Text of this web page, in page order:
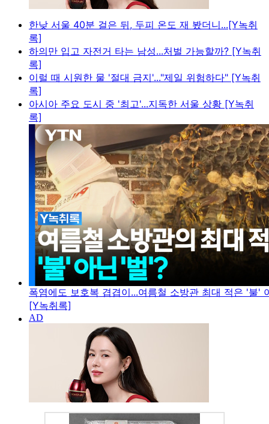
한낮 서울 40분 걸은 뒤, 두피 온도 재 봤더니...[Y녹취
록]
하의만 입고 자전거 타는 남성...처벌 가능할까? [Y녹취
록]
이럴 때 시원한 물 '절대 금지'..."제일 위험하다" [Y녹취
록]
아시아 주요 도시 중 '최고'...지독한 서울 상황 [Y녹취
록]
폭염에도 보호복 겹겹이...여름철 소방관 최대 적은 '불'
[Y녹취록]